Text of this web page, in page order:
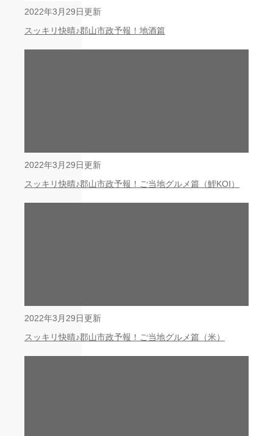
2022年3月29日更新
スッキリ快晴♪郡山市政予報！地酒篇
2022年3月29日更新
スッキリ快晴♪郡山市政予報！ご当地グルメ篇（鯉KOI）
2022年3月29日更新
スッキリ快晴♪郡山市政予報！ご当地グルメ篇（米）